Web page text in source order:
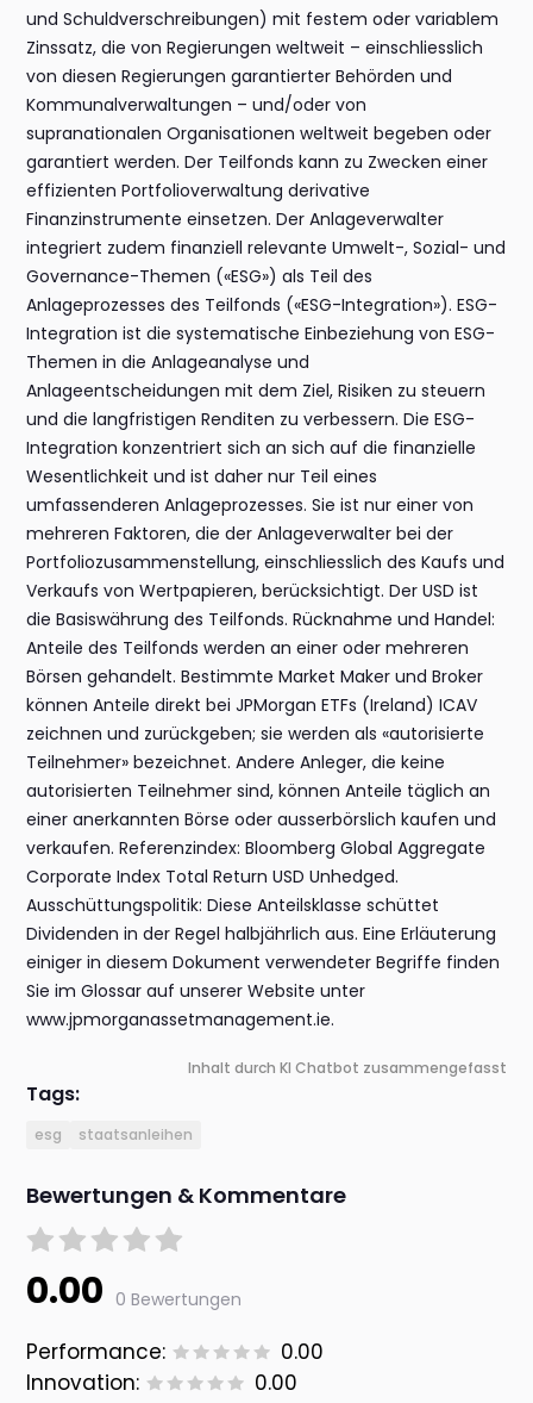
und Schuldverschreibungen) mit festem oder variablem
Zinssatz, die von Regierungen weltweit – einschliesslich
von diesen Regierungen garantierter Behörden und
Kommunalverwaltungen – und/oder von
supranationalen Organisationen weltweit begeben oder
garantiert werden. Der Teilfonds kann zu Zwecken einer
effizienten Portfolioverwaltung derivative
Finanzinstrumente einsetzen. Der Anlageverwalter
integriert zudem finanziell relevante Umwelt-, Sozial- und
Governance-Themen («ESG») als Teil des
Anlageprozesses des Teilfonds («ESG-Integration»). ESG-
Integration ist die systematische Einbeziehung von ESG-
Themen in die Anlageanalyse und
Anlageentscheidungen mit dem Ziel, Risiken zu steuern
und die langfristigen Renditen zu verbessern. Die ESG-
Integration konzentriert sich an sich auf die finanzielle
Wesentlichkeit und ist daher nur Teil eines
umfassenderen Anlageprozesses. Sie ist nur einer von
mehreren Faktoren, die der Anlageverwalter bei der
Portfoliozusammenstellung, einschliesslich des Kaufs und
Verkaufs von Wertpapieren, berücksichtigt. Der USD ist
die Basiswährung des Teilfonds. Rücknahme und Handel:
Anteile des Teilfonds werden an einer oder mehreren
Börsen gehandelt. Bestimmte Market Maker und Broker
können Anteile direkt bei JPMorgan ETFs (Ireland) ICAV
zeichnen und zurückgeben; sie werden als «autorisierte
Teilnehmer» bezeichnet. Andere Anleger, die keine
autorisierten Teilnehmer sind, können Anteile täglich an
einer anerkannten Börse oder ausserbörslich kaufen und
verkaufen. Referenzindex: Bloomberg Global Aggregate
Corporate Index Total Return USD Unhedged.
Ausschüttungspolitik: Diese Anteilsklasse schüttet
Dividenden in der Regel halbjährlich aus. Eine Erläuterung
einiger in diesem Dokument verwendeter Begriffe finden
Sie im Glossar auf unserer Website unter
www.jpmorganassetmanagement.ie.
Inhalt durch KI Chatbot zusammengefasst
Tags:
esg staatsanleihen
Bewertungen & Kommentare
0.00 0 Bewertungen
Performance:
0.00
Innovation:
0.00